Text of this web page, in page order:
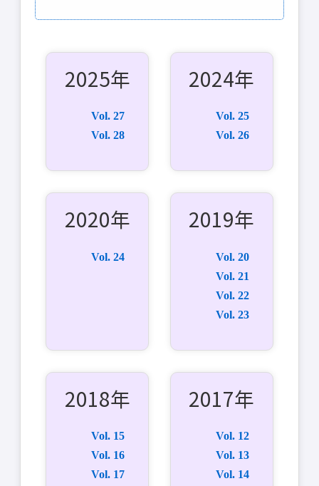
2025年
Vol. 27
Vol. 28
2024年
Vol. 25
Vol. 26
2020年
Vol. 24
2019年
Vol. 20
Vol. 21
Vol. 22
Vol. 23
2018年
Vol. 15
Vol. 16
Vol. 17
2017年
Vol. 12
Vol. 13
Vol. 14